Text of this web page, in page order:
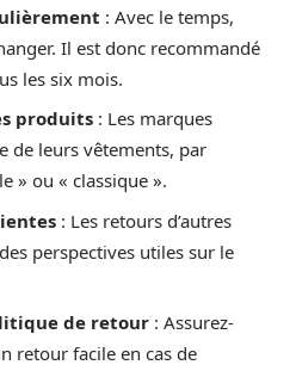
: Avec le temps,
Il est donc recommandé
les six mois.
produits : Les marques
de leurs vêtements, par
» ou « classique ».
: Les retours d’autres
perspectives utiles sur le
de retour : Assurez-
retour facile en cas de